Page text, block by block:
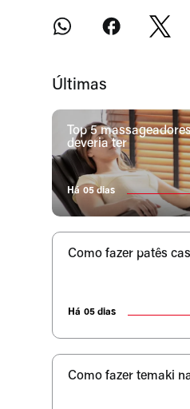
Últimas
Top 5
deveria ter
Há 05 dias
Como fazer patês
Há 05 dias
Como fazer temaki